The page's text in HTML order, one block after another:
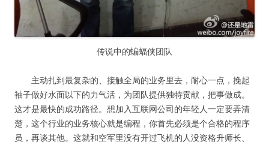
传说中的蝙蝠侠团队
主动扎到最复杂的、接触全局的业务里去，耐心一点，挽起
袖子做好水面以下的力气活，为团队提供独特贡献，把事做成。
这才是最快的成功路径。想加入互联网公司的年轻人一定要弄清
楚，这个行业的业务核心就是编程，你首先必须是个合格的程序
员，再谈其他。这就和空军里没有开过飞机的人没资格升师长、